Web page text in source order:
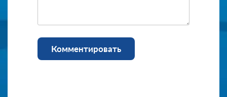
Комментировать